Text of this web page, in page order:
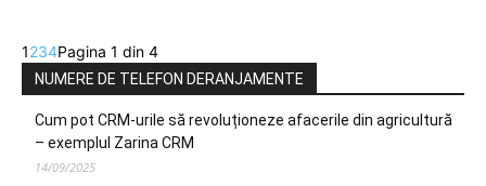
1234Pagina 1 din 4
NUMERE DE TELEFON DERANJAMENTE
Cum pot CRM-urile să revoluționeze afacerile din agricultură
– exemplul Zarina CRM
14/09/2025